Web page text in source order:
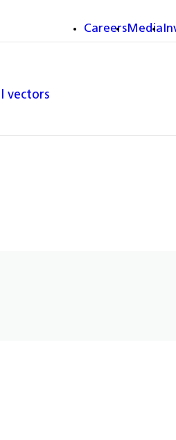
CareersMedia
vectors